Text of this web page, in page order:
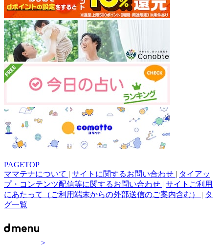
PAGETOP
ママテナについて | サイトに関するお問い合わせ | タイアッ
プ・コンテンツ配信等に関するお問い合わせ | サイトご利用
にあたって（ご利用端末からの外部送信のご案内含む） | タ
グ一覧
>